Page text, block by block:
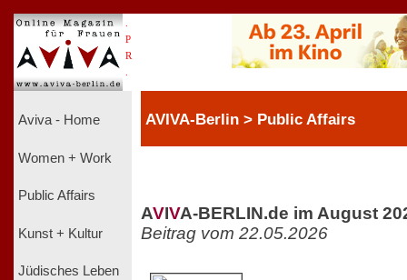
P
R
Aviva - Home
Women + Work
Public Affairs
Kunst + Kultur
Jüdisches Leben
AVIVA-Berlin > Public Affairs
AVIVA-BERLIN.de im August
Beitrag vom 22.05.2026